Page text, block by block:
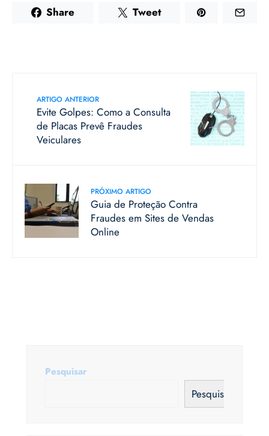
Share Tweet
ARTIGO ANTERIOR
Evite Golpes: Como a Consulta
de Placas Prevê Fraudes
Veiculares
PRÓXIMO ARTIGO
Guia de Proteção Contra
Fraudes em Sites de Vendas
Online
Pesquisar
Pesquisar